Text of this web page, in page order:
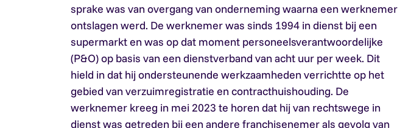
sprake was van overgang van onderneming waarna een werknemer
ontslagen werd. De werknemer was sinds 1994 in dienst bij een
supermarkt en was op dat moment personeelsverantwoordelijke
(P&O) op basis van een dienstverband van acht uur per week. Dit
hield in dat hij ondersteunende werkzaamheden verrichtte op het
gebied van verzuimregistratie en contracthuishouding. De
werknemer kreeg in mei 2023 te horen dat hij van rechtswege in
dienst was getreden bij een andere franchisenemer als gevolg van